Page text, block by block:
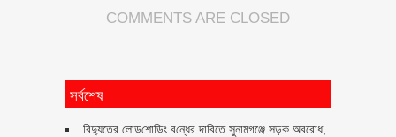
COMMENTS ARE CLOSED
সর্বশেষ
বিদ্যুতের লোড‌শো‌ডিং ব‌ন্ধের দাবিতে সুনামগঞ্জে সড়ক অবরোধ,